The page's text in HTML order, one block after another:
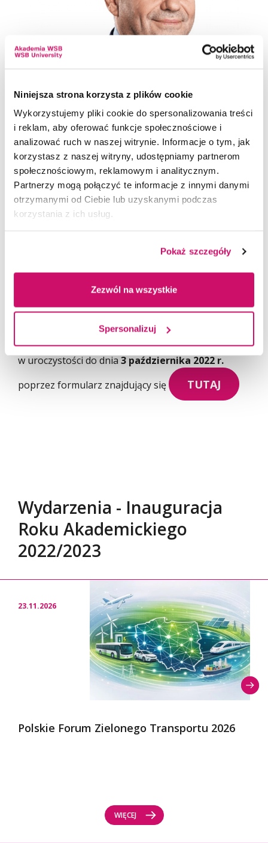
Niniejsza strona korzysta z plików cookie
Wykorzystujemy pliki cookie do spersonalizowania treści
i reklam, aby oferować funkcje społecznościowe i
analizować ruch w naszej witrynie. Informacje o tym, jak
korzystasz z naszej witryny, udostępniamy partnerom
społecznościowym, reklamowym i analitycznym.
Partnerzy mogą połączyć te informacje z innymi danymi
otrzymanymi od Ciebie lub uzyskanymi podczas
korzystania z ich usług.
Pokaż szczegóły
Zezwól na wszystkie
Spersonalizuj
Wykład inauguracyjny pt.
Uprzejmie prosimy o potwierdzenie udziału
w uroczystości do dnia 3 października 2022 r.
poprzez formularz znajdujący się
TUTAJ
Wydarzenia - Inauguracja
Roku Akademickiego
2022/2023
23.11.2026
Polskie Forum Zielonego Transportu 2026
WIĘCEJ